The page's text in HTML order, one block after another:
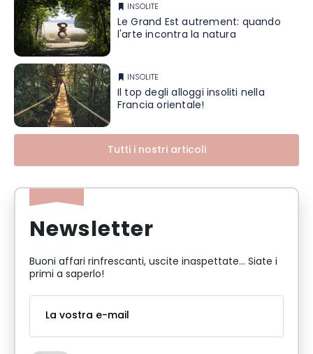
INSOLITE
Le Grand Est autrement: quando
l'arte incontra la natura
INSOLITE
Il top degli alloggi insoliti nella
Francia orientale!
Tutti i nostri articoli
Newsletter
Buoni affari rinfrescanti, uscite inaspettate... Siate i
primi a saperlo!